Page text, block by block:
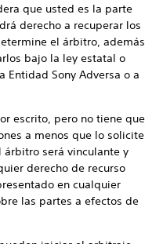
que usted es la parte
derecho a recuperar los
el árbitro, además
bajo la ley estatal o
Sony Adversa o a
escrito, pero no tiene que
a menos que lo solicite
árbitro será vinculante y
derecho de recurso
en cualquier
las partes a efectos de